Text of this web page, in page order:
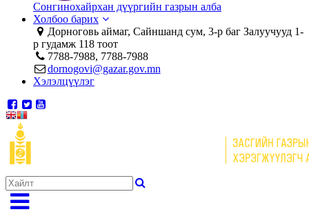
Сонгинохайрхан дүүргийн газрын алба
Холбоо барих
Дорноговь аймаг, Сайншанд сум, 3-р баг Залуучууд 1-
р гудамж 118 тоот
7788-7988, 7788-7988
dornogovi@gazar.gov.mn
Хэлэлцүүлэг